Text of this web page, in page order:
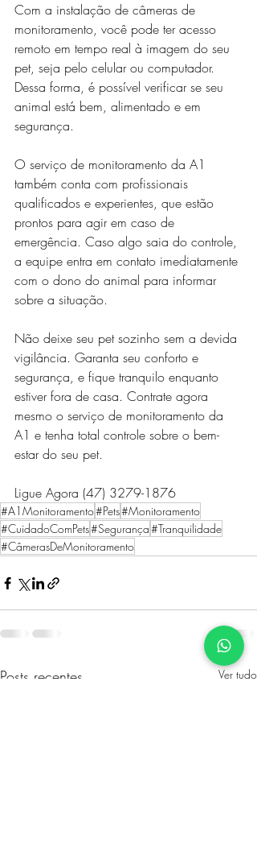
Com a instalação de câmeras de
monitoramento, você pode ter acesso
remoto em tempo real à imagem do seu
pet, seja pelo celular ou computador.
Dessa forma, é possível verificar se seu
animal está bem, alimentado e em
segurança.
O serviço de monitoramento da A1
também conta com profissionais
qualificados e experientes, que estão
prontos para agir em caso de
emergência. Caso algo saia do controle,
a equipe entra em contato imediatamente
com o dono do animal para informar
sobre a situação.
Não deixe seu pet sozinho sem a devida
vigilância. Garanta seu conforto e
segurança, e fique tranquilo enquanto
estiver fora de casa. Contrate agora
mesmo o serviço de monitoramento da
A1 e tenha total controle sobre o bem-
estar do seu pet.
Ligue Agora (47) 3279-1876
#A1Monitoramento#Pets#Monitoramento
#CuidadoComPets#Segurança#Tranquilidade
#CâmerasDeMonitoramento
Posts recentes Ver tudo